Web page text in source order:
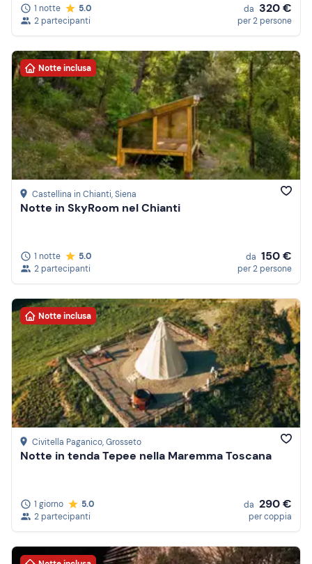
1 notte
5.0
2 partecipanti
da 320 €
per 2 persone
Notte inclusa
Castellina in Chianti, Siena
Notte in SkyRoom nel Chianti
1 notte
5.0
2 partecipanti
da 150 €
per 2 persone
Notte inclusa
Civitella Paganico, Grosseto
Notte in tenda Tepee nella Maremma Toscana
1 giorno
5.0
2 partecipanti
da 290 €
per coppia